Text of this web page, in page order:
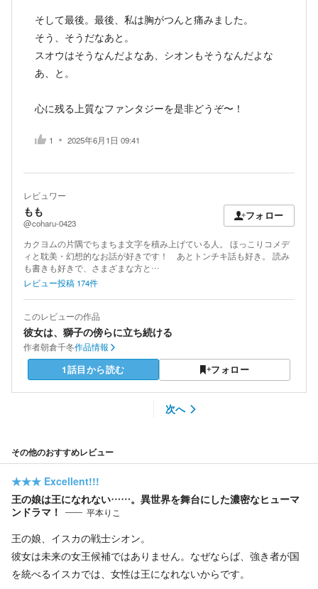
そして最後。最後、私は胸がつんと痛みました。
そう、そうだなあと。
スオウはそうなんだよなあ、シオンもそうなんだよな
あ、と。
心に残る上質なファンタジーを是非どうぞ〜！
1 2025年6月1日 09:41
レビュワー
もも
@coharu-0423
フォロー
カクヨムの片隅でちまちま文字を積み上げている人。 ほっこりコメデ
ィと耽美・幻想的なお話が好きです！ あとトンチキ話も好き。 読み
も書きも好きで、さまざまな方と…
レビュー投稿 174件
このレビューの作品
彼女は、獅子の傍らに立ち続ける
作者朝倉千冬作品情報
1話目から読む フォロー
次へ
その他のおすすめレビュー
★★★ Excellent!!!
王の娘は王になれない……。異世界を舞台にした濃密なヒューマ
ンドラマ！
平本りこ
王の娘、イスカの戦士シオン。
彼女は未来の女王候補ではありません。なぜならば、強き者が国
を統べるイスカでは、女性は王になれないからです。